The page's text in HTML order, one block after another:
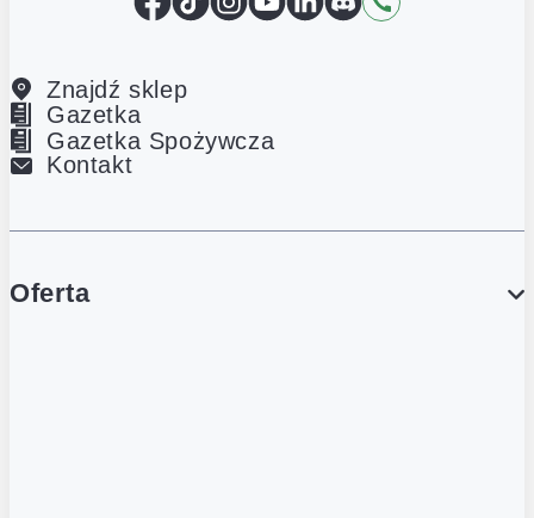
Znajdź sklep
Gazetka
Gazetka Spożywcza
Kontakt
Oferta